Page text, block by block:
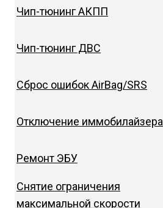
Чип-тюнинг АКПП
Чип-тюнинг ДВС
Сброс ошибок AirBag/SRS
Отключение иммобилайзера
Ремонт ЭБУ
Снятие ограничения
максимальной скорости